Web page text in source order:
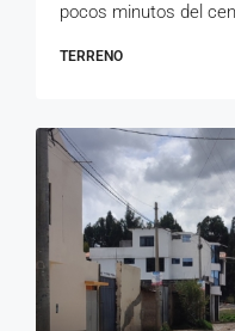
pocos minutos del
TERRENO